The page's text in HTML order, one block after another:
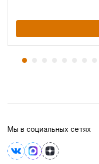
Мы в социальных сетях